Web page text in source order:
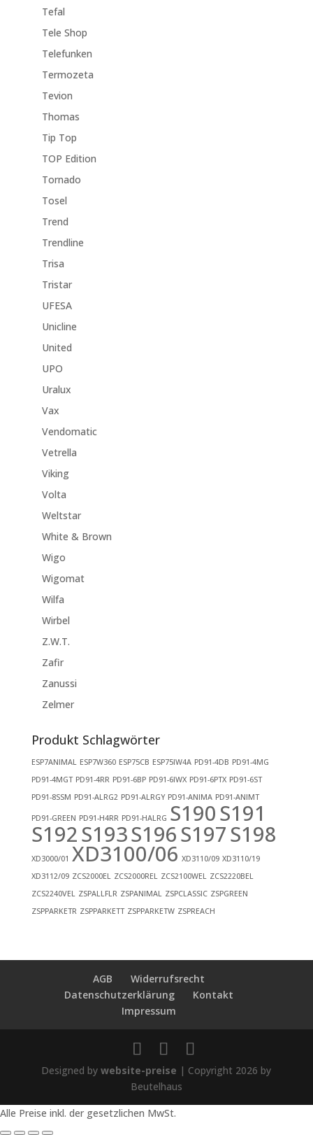
Tefal
Tele Shop
Telefunken
Termozeta
Tevion
Thomas
Tip Top
TOP Edition
Tornado
Tosel
Trend
Trendline
Trisa
Tristar
UFESA
Unicline
United
UPO
Uralux
Vax
Vendomatic
Vetrella
Viking
Volta
Weltstar
White & Brown
Wigo
Wigomat
Wilfa
Wirbel
Z.W.T.
Zafir
Zanussi
Zelmer
Produkt Schlagwörter
ESP7ANIMAL ESP7W360 ESP75CB ESP75IW4A PD91-4DB PD91-4MG
PD91-4MGT PD91-4RR PD91-6BP PD91-6IWX PD91-6PTX PD91-6ST
PD91-8SSM PD91-ALRG2 PD91-ALRGY PD91-ANIMA PD91-ANIMT
PD91-GREEN PD91-H4RR PD91-HALRG S190S191
S192S193S196S197S198
XD3000/01 XD3100/06 XD3110/09 XD3110/19
XD3112/09 ZCS2000EL ZCS2000REL ZCS2100WEL ZCS2220BEL
ZCS2240VEL ZSPALLFLR ZSPANIMAL ZSPCLASSIC ZSPGREEN
ZSPPARKETR ZSPPARKETT ZSPPARKETW ZSPREACH
AGB
Widerrufsrecht
Datenschutzerklärung
Kontakt
Impressum
Designed bywebsite-preise | Copyright 2026 by
Beutelhaus
Alle Preise inkl. der gesetzlichen MwSt.